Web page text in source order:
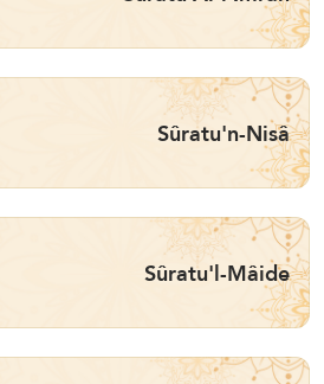
Sûratu'n-Nisâ
Sûratu'l-Mâide